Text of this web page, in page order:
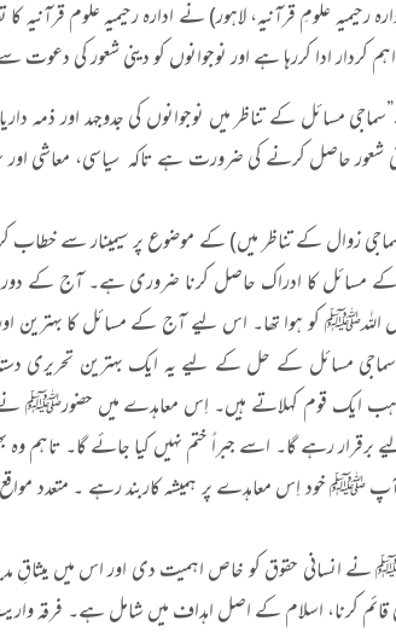
رحیمیہ علومِ قرآنیہ، لاہور) نے ادارہ رحیمیہ علوم
کردار ادا کررہا ہے اور نوجوانوں کو دینی شعور کی
مسائل کے تناظر میں نوجوانوں کی جدوجہد اور ذمہ
دینی شعور حاصل کرنے کی ضرورت ہے تاکہ سیاسی، معاشی
زوال کے تناظر میں) کے موضوع پر سیمینار سے
کا ادراک حاصل کرنا ضروری ہے۔ آج کے دور
اللہﷺ کو ہوا تھا۔ اس لیے آج کے مسائل کا
"سماجی مسائل کے حل کے لیے یہ ایک بہترین تحریری
ایک قوم کہلاتے ہیں۔ اِس معاہدے میں حضورﷺ نے
برقرار رہے گا۔ اسے جبراً ختم نہیں کیا جائے گا۔ تاہم
آپ ﷺ خود اِس معاہدے پر ہمیشہ کاربند رہے ۔
نے انسانی حقوق کو خاص اہمیت دی اور اس میں میثاقِ
کرنا، اسلام کے اصل اہداف میں شامل ہے۔ فرقہ